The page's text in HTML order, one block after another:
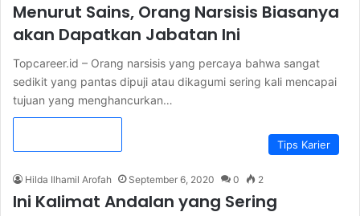
Menurut Sains, Orang Narsisis Biasanya
akan Dapatkan Jabatan Ini
Topcareer.id – Orang narsisis yang percaya bahwa sangat
sedikit yang pantas dipuji atau dikagumi sering kali mencapai
tujuan yang menghancurkan…
Tips Karier
Hilda Ilhamil Arofah September 6, 2020 0 2
Ini Kalimat Andalan yang Sering